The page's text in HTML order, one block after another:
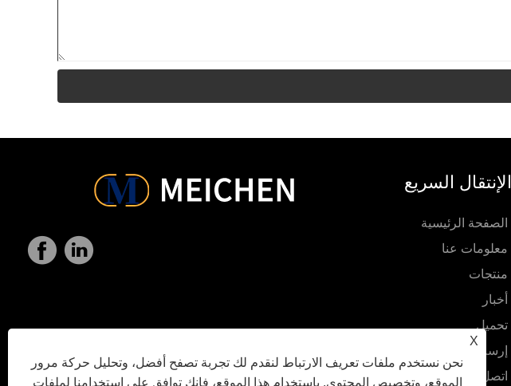
X
نحن نستخدم ملفات تعريف الارتباط لنقدم لك تجربة تصفح أفضل، وتحليل حركة مرور
الموقع، وتخصيص المحتوى. باستخدام هذا الموقع، فإنك توافق على استخدامنا لملفات
الإنتقال السريع
الصفحة الرئيسية
معلومات عنا
منتجات
أخبار
تحميل
إرسال استفسار
اتصل بنا